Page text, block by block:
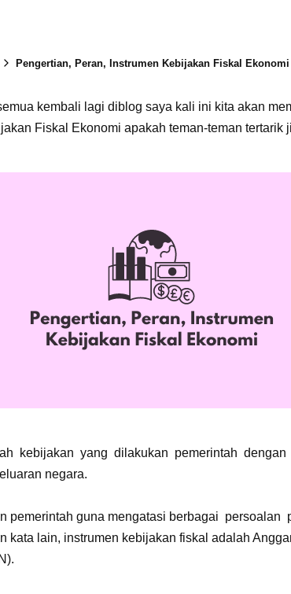
Pengertian, Peran, Instrumen Kebijakan Fiskal Ekonomi
kembali lagi diblog saya kali ini kita akan
Fiskal Ekonomi apakah teman-teman tertarik
kebijakan yang dilakukan pemerintah
negara.
pemerintah guna mengatasi berbagai persoalan
kata lain, instrumen kebijakan fiskal adalah